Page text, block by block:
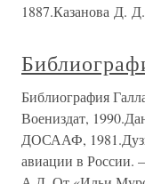
1887.Казанова Д.
Библиография
Воениздат,
ДОСААФ,
авиации в